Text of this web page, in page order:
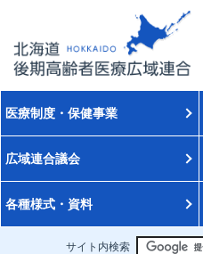
医療制度・保健事業
広域連合議会
各種様式・資料
サイト内検索